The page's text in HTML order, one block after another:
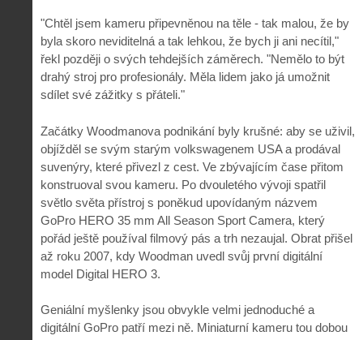
"Chtěl jsem kameru připevněnou na těle - tak malou, že by
byla skoro neviditelná a tak lehkou, že bych ji ani necítil,"
řekl později o svých tehdejších záměrech. "Nemělo to být
drahý stroj pro profesionály. Měla lidem jako já umožnit
sdílet své zážitky s přáteli."
Začátky Woodmanova podnikání byly krušné: aby se uživil,
objížděl se svým starým volkswagenem USA a prodával
suvenýry, které přivezl z cest. Ve zbývajícím čase přitom
konstruoval svou kameru. Po dvouletého vývoji spatřil
světlo světa přístroj s poněkud upovídaným názvem
GoPro HERO 35 mm All Season Sport Camera, který
pořád ještě používal filmový pás a trh nezaujal. Obrat přišel
až roku 2007, kdy Woodman uvedl svůj první digitální
model Digital HERO 3.
Geniální myšlenky jsou obvykle velmi jednoduché a
digitální GoPro patří mezi ně. Miniaturní kameru tou dobou